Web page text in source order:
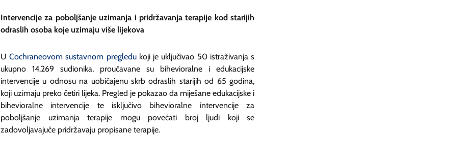
Intervencije za poboljšanje uzimanja i pridržavanja terapije kod starijih
odraslih osoba koje uzimaju više lijekova
UCochraneovom sustavnom pregledukoji je uključivao 50 istraživanja s
ukupno 14.269 sudionika, proučavane su bihevioralne i edukacijske
intervencije u odnosu na uobičajenu skrb odraslih starijih od 65 godina,
koji uzimaju preko četiri lijeka. Pregled je pokazao da miješane edukacijske i
bihevioralne intervencije te isključivo bihevioralne intervencije za
poboljšanje uzimanja terapije mogu povećati broj ljudi koji se
zadovoljavajuće pridržavaju propisane terapije.